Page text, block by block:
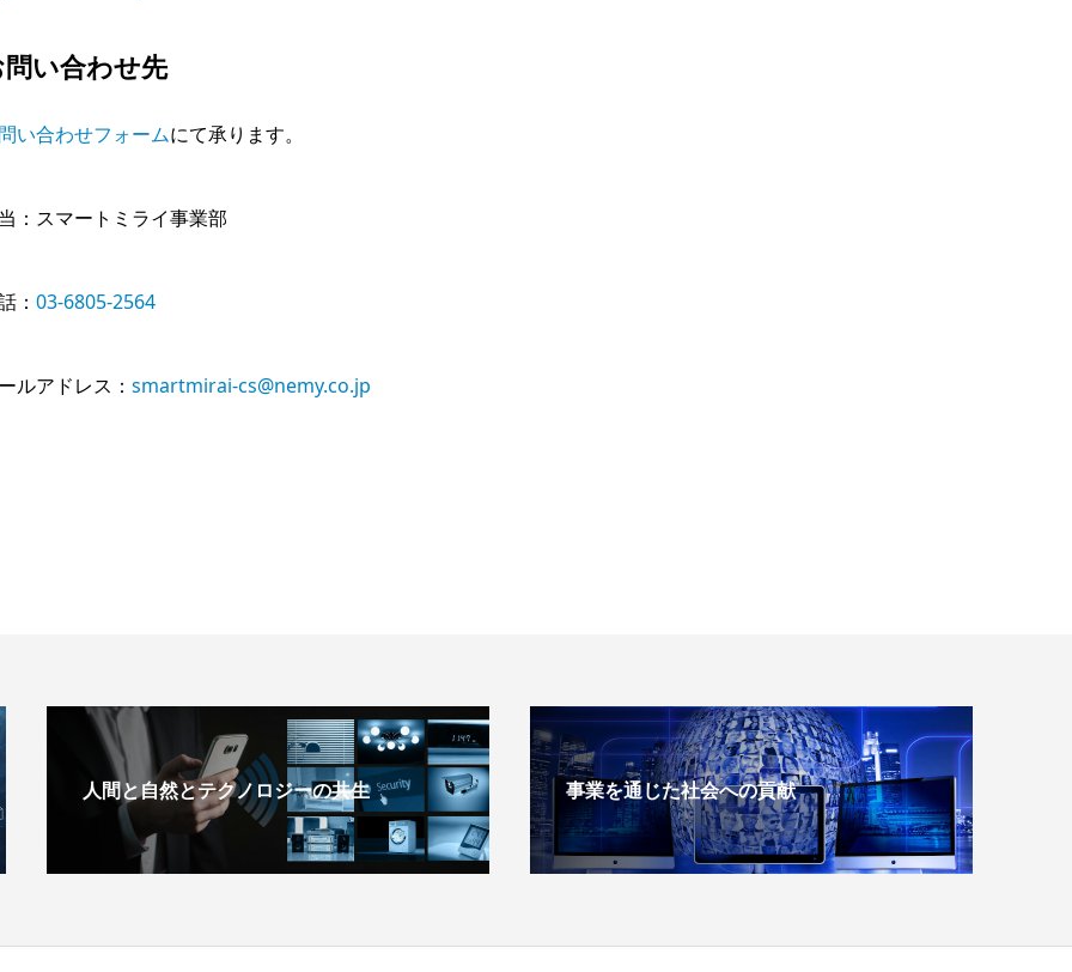
い合わせ先
い合わせフォームにて承ります。
：スマートミライ事業部
： 03-6805-2564
ルアドレス： smartmirai-cs@nemy.co.jp
人間と自然とテクノロジーの共生 事業を通じた社会への貢献